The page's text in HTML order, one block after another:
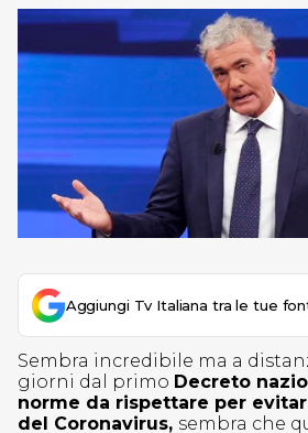
Aggiungi Tv Italiana tra le tue
Sembra incredibile ma a
giorni dal primo Decreto
norme da rispettare per
del Coronavirus, sembra che